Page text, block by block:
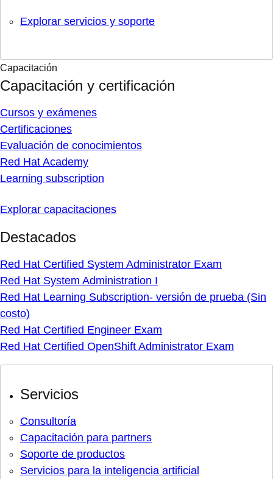
Explorar servicios y soporte
Capacitación
Capacitación y certificación
Cursos y exámenes
Certificaciones
Evaluación de conocimientos
Red Hat Academy
Learning subscription
Explorar capacitaciones
Destacados
Red Hat Certified System Administrator Exam
Red Hat System Administration I
Red Hat Learning Subscription- versión de prueba (Sin
costo)
Red Hat Certified Engineer Exam
Red Hat Certified OpenShift Administrator Exam
Servicios
Consultoría
Capacitación para partners
Soporte de productos
Servicios para la inteligencia artificial